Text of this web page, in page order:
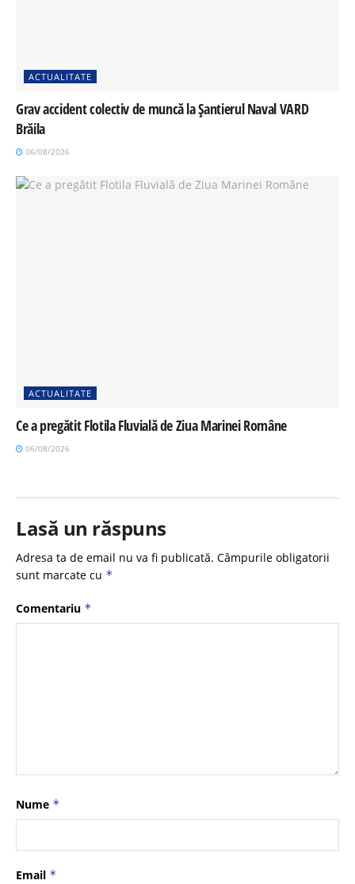
ACTUALITATE
Grav accident colectiv de muncă la Șantierul Naval VARD
Brăila
06/08/2026
ACTUALITATE
Ce a pregătit Flotila Fluvială de Ziua Marinei Române
06/08/2026
Lasă un răspuns
Adresa ta de email nu va fi publicată. Câmpurile obligatorii
sunt marcate cu *
Comentariu *
Nume *
Email *